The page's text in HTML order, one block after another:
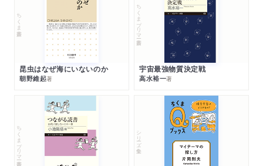
ちくま新書
昆虫はなぜ海にいないのか
朝野維起著
ちくまプリマー新書
宇宙最強物質決定戦
高水裕一著
ちくまプリマー新書 シリーズ・全集